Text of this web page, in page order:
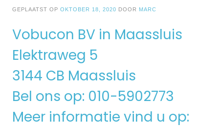
GEPLAATST OP OKTOBER 18, 2020 DOOR MARC
Vobucon BV in Maassluis
Elektraweg 5
3144 CB Maassluis
Bel ons op: 010-5902773
Meer informatie vind u op: